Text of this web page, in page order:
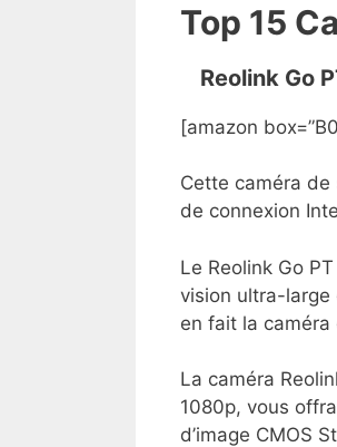
Top 15
Reolink Go
[amazon
Cette caméra de
de connexion
Le Reolink Go
vision ultra-large
en fait la
La caméra
1080p, vous
d’image CMOS